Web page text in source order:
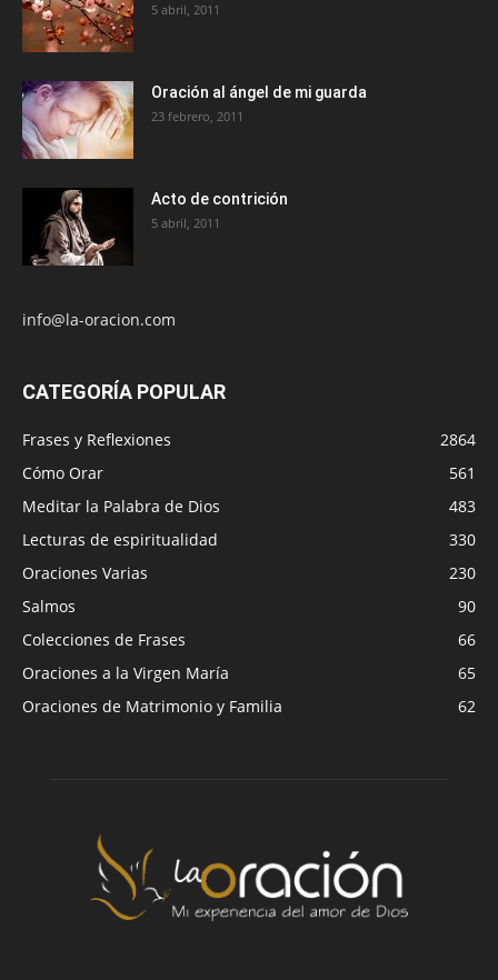
5 abril, 2011
Oración al ángel de mi guarda
23 febrero, 2011
Acto de contrición
5 abril, 2011
info@la-oracion.com
CATEGORÍA POPULAR
Frases y Reflexiones
2864
Cómo Orar
561
Meditar la Palabra de Dios
483
Lecturas de espiritualidad
330
Oraciones Varias
230
Salmos
90
Colecciones de Frases
66
Oraciones a la Virgen María
65
Oraciones de Matrimonio y Familia
62